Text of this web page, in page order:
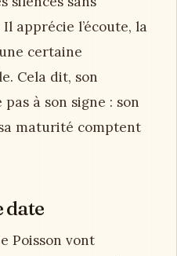
apprécie l’écoute, la
certaine
Cela dit, son
à son signe : son
maturité comptent
date
Poisson vont